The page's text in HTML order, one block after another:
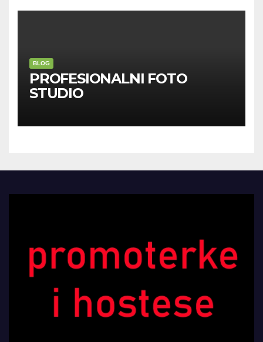
BLOG
PROFESIONALNI FOTO
STUDIO